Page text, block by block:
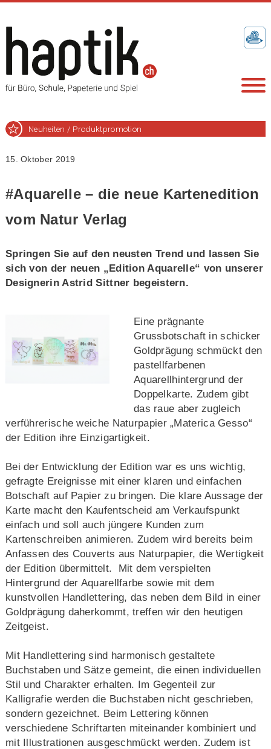
Neuheiten / Produktpromotion
15. Oktober 2019
#Aquarelle – die neue Kartenedition
vom Natur Verlag
Springen Sie auf den neusten Trend und lassen Sie
sich von der neuen „Edition Aquarelle“ von unserer
Designerin Astrid Sittner begeistern.
Eine prägnante
Grussbotschaft in schicker
Goldprägung schmückt den
pastellfarbenen
Aquarellhintergrund der
Doppelkarte. Zudem gibt
das raue aber zugleich
verführerische weiche Naturpapier „Materica Gesso“
der Edition ihre Einzigartigkeit.
Bei der Entwicklung der Edition war es uns wichtig,
gefragte Ereignisse mit einer klaren und einfachen
Botschaft auf Papier zu bringen. Die klare Aussage der
Karte macht den Kaufentscheid am Verkaufspunkt
einfach und soll auch jüngere Kunden zum
Kartenschreiben animieren. Zudem wird bereits beim
Anfassen des Couverts aus Naturpapier, die Wertigkeit
der Edition übermittelt. Mit dem verspielten
Hintergrund der Aquarellfarbe sowie mit dem
kunstvollen Handlettering, das neben dem Bild in einer
Goldprägung daherkommt, treffen wir den heutigen
Zeitgeist.
Mit Handlettering sind harmonisch gestaltete
Buchstaben und Sätze gemeint, die einen individuellen
Stil und Charakter erhalten. Im Gegenteil zur
Kalligrafie werden die Buchstaben nicht geschrieben,
sondern gezeichnet. Beim Lettering können
verschiedene Schriftarten miteinander kombiniert und
mit Illustrationen ausgeschmückt werden. Zudem ist